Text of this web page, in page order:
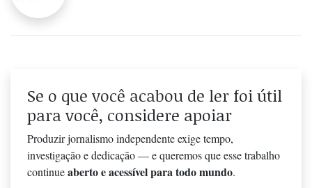
Se o que você acabou de ler foi útil
para você, considere apoiar
Produzir jornalismo independente exige tempo,
investigação e dedicação — e queremos que esse trabalho
continueaberto e acessível para todo mundo.